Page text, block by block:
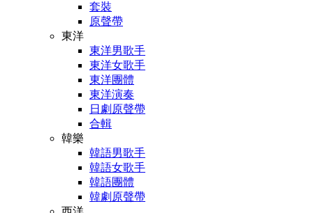
套裝
原聲帶
東洋
東洋男歌手
東洋女歌手
東洋團體
東洋演奏
日劇原聲帶
合輯
韓樂
韓語男歌手
韓語女歌手
韓語團體
韓劇原聲帶